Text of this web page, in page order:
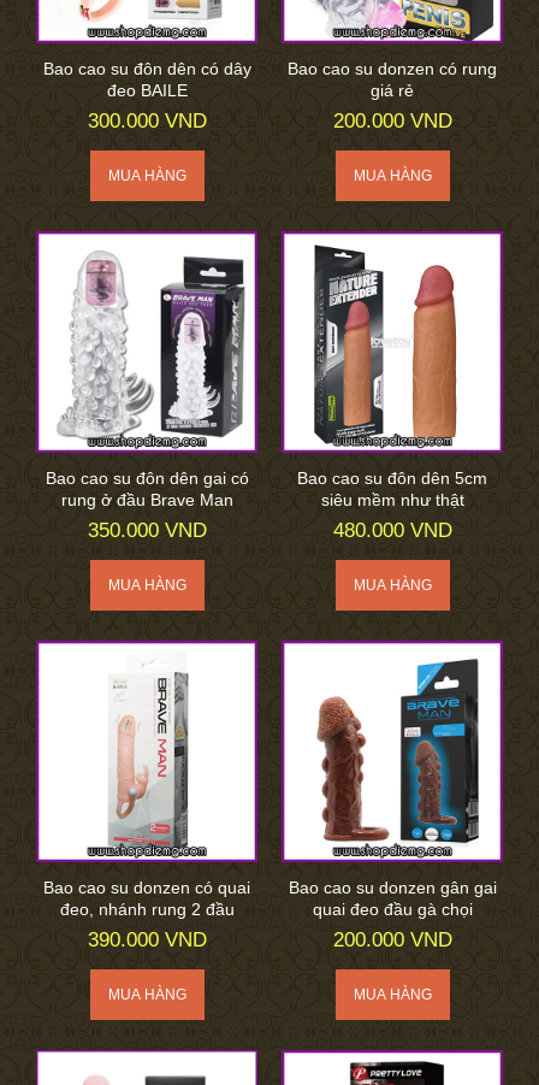
Bao cao su đôn dên có dây
đeo BAILE
300.000 VND
Bao cao su donzen có rung
giá rẻ
200.000 VND
Bao cao su đôn dên gai có
rung ở đầu Brave Man
350.000 VND
Bao cao su đôn dên 5cm
siêu mềm như thật
480.000 VND
Bao cao su donzen có quai
đeo, nhánh rung 2 đầu
390.000 VND
Bao cao su donzen gân gai
quai đeo đầu gà chọi
200.000 VND